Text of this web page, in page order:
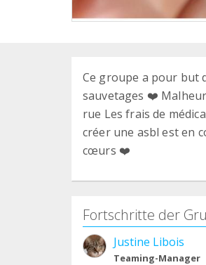
Ce groupe a pour but
sauvetages ❤️
rue Les frais de
créer une asbl est en
cœurs ❤️
Fortschritte der
Justine Libois
Teaming-Manager